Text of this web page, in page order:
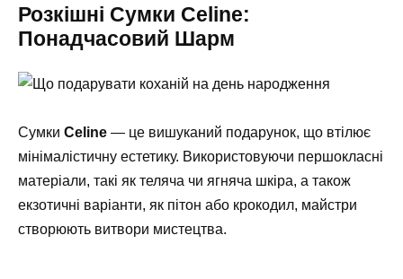
Розкішні Сумки Celine:
Понадчасовий Шарм
Сумки Celine — це вишуканий подарунок, що втілює
мінімалістичну естетику. Використовуючи першокласні
матеріали, такі як теляча чи ягняча шкіра, а також
екзотичні варіанти, як пітон або крокодил, майстри
створюють витвори мистецтва.